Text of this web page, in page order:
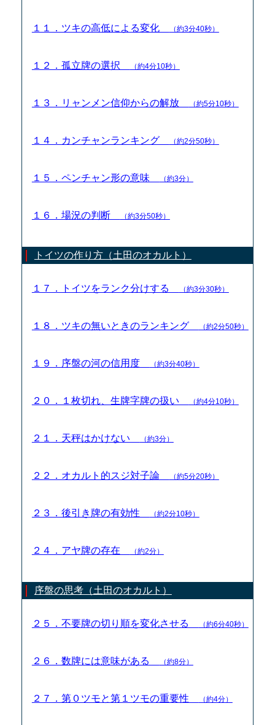
１１．ツキの高低による変化 （約3分40秒）
１２．孤立牌の選択 （約4分10秒）
１３．リャンメン信仰からの解放 （約5分10秒）
１４．カンチャンランキング （約2分50秒）
１５．ペンチャン形の意味 （約3分）
１６．場況の判断 （約3分50秒）
トイツの作り方（土田のオカルト）
１７．トイツをランク分けする （約3分30秒）
１８．ツキの無いときのランキング （約2分50秒）
１９．序盤の河の信用度 （約3分40秒）
２０．１枚切れ、生牌字牌の扱い （約4分10秒）
２１．天秤はかけない （約3分）
２２．オカルト的スジ対子論 （約5分20秒）
２３．後引き牌の有効性 （約2分10秒）
２４．アヤ牌の存在 （約2分）
序盤の思考（土田のオカルト）
２５．不要牌の切り順を変化させる （約6分40秒）
２６．数牌には意味がある （約8分）
２７．第０ツモと第１ツモの重要性 （約4分）